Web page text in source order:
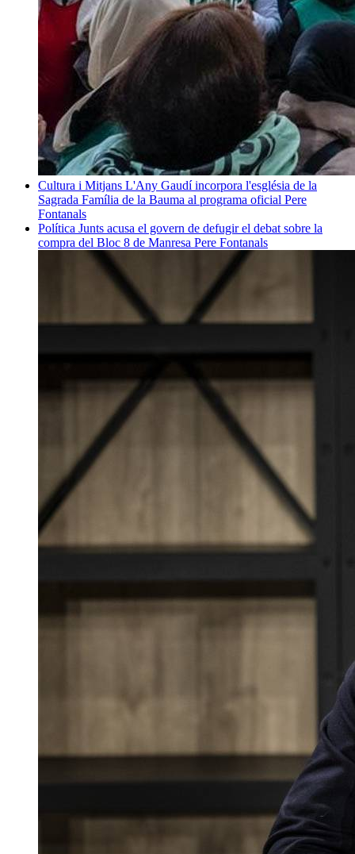
Cultura i Mitjans L'Any Gaudí incorpora l'església de la
Sagrada Família de la Bauma al programa oficial Pere
Fontanals
Política Junts acusa el govern de defugir el debat sobre la
compra del Bloc 8 de Manresa Pere Fontanals